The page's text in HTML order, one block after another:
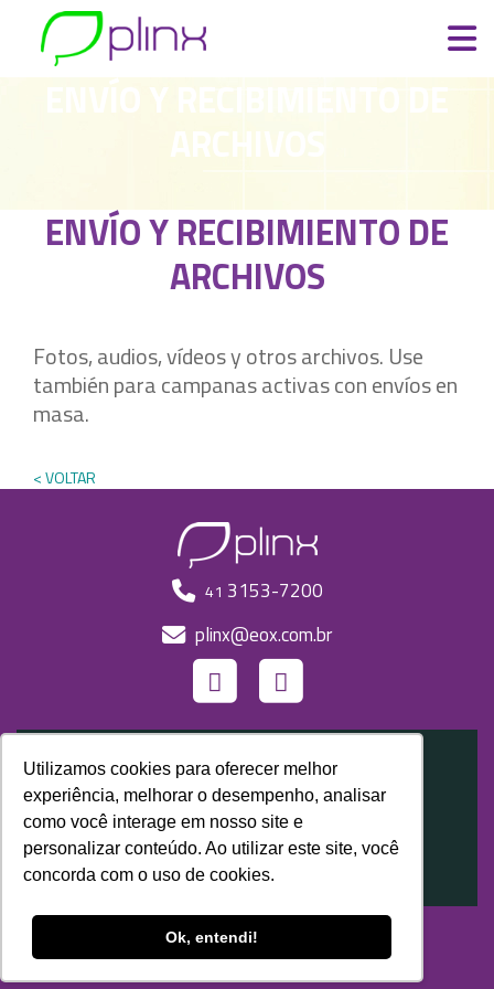
Utilizamos cookies para oferecer melhor
experiência, melhorar o desempenho, analisar
como você interage em nosso site e
personalizar conteúdo. Ao utilizar este site, você
concorda com o uso de cookies.
Ok, entendi!
ENVÍO Y RECIBIMIENTO DE
ARCHIVOS
ENVÍO Y RECIBIMIENTO DE
ARCHIVOS
Fotos, audios, vídeos y otros archivos. Use
también para campanas activas con envíos en
masa.
< VOLTAR
41 3153-7200
plinx@eox.com.br
Un producto
EOX Tecnologia
Política de privacidade